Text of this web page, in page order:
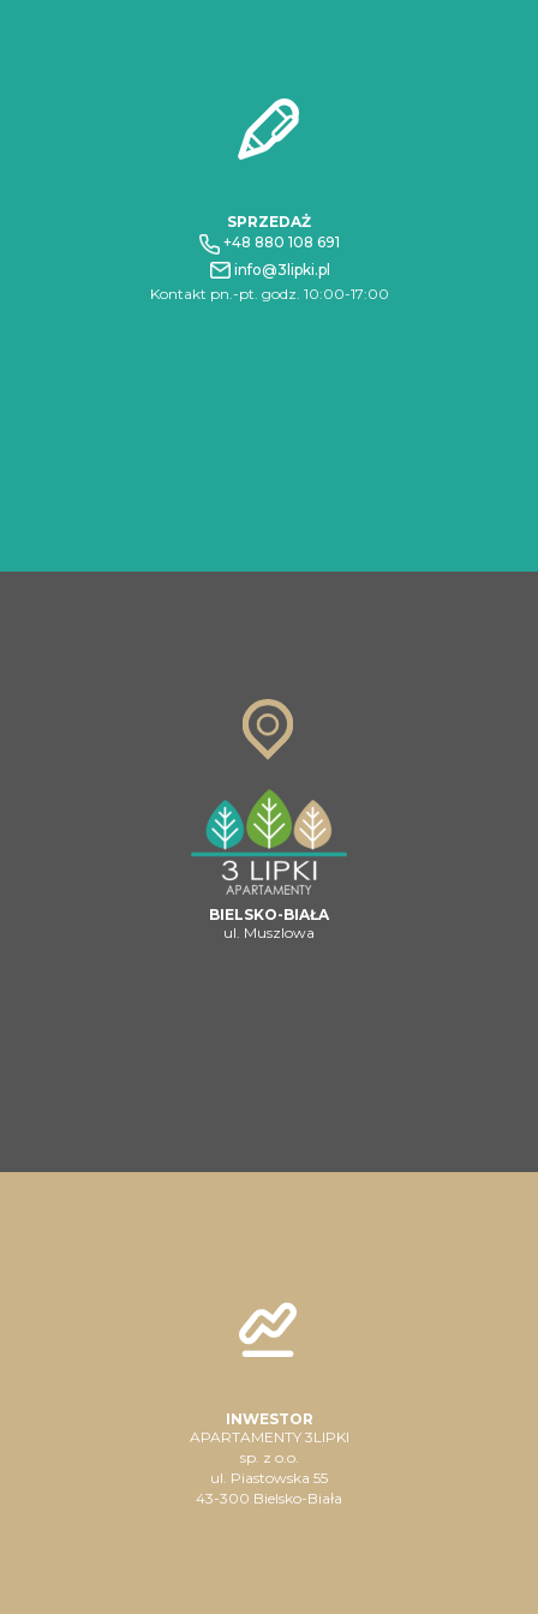
SPRZEDAŻ
+48 880 108 691
info@3lipki.pl
Kontakt pn.-pt. godz. 10:00-17:00
BIELSKO-BIAŁA
ul. Muszlowa
INWESTOR
APARTAMENTY 3LIPKI
sp. z o.o.
ul. Piastowska 55
43-300 Bielsko-Biała